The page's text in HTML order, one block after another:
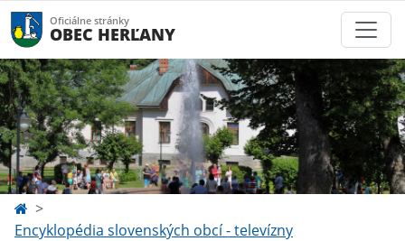
Oficiálne stránky
OBEC HERĽANY
Encyklopédia slovenských obcí - televízny